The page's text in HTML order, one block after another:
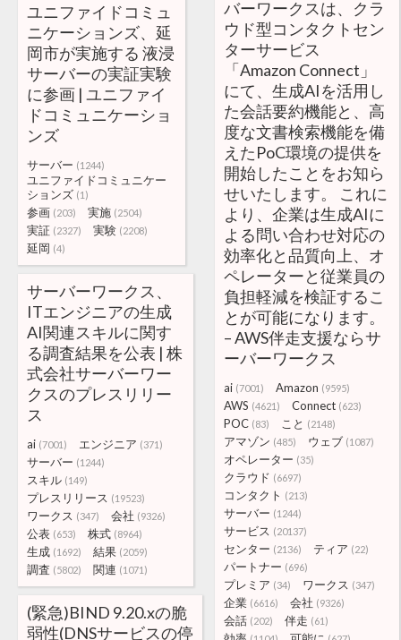
バーワークスは、クラ
ウド型コンタクトセン
ターサービス
「Amazon Connect」
にて、生成AIを活用し
た会話要約機能と、高
度な文書検索機能を備
えたPoC環境の提供を
開始したことをお知ら
せいたします。 これに
より、企業は生成AIに
よる問い合わせ対応の
効率化と品質向上、オ
ペレーターと従業員の
負担軽減を検証するこ
とが可能になります。
– AWS伴走支援ならサ
ーバーワークス
ai (7001) Amazon (9595)
AWS (4621) Connect (623)
POC (83) こと (2148)
アマゾン (485) ウェブ (1087)
オペレーター (35)
クラウド (6697)
コンタクト (213)
サーバー (1244)
サービス (20137)
センター (2136) ティア (22)
パートナー (696)
プレミア (34) ワークス (347)
企業 (6616) 会社 (9326)
会話 (202) 伴走 (61)
ユニファイドコミュ
ニケーションズ、延
岡市が実施する 液浸
サーバーの実証実験
に参画 | ユニファイ
ドコミュニケーショ
ンズ
サーバー (1244)
ユニファイドコミュニケー
ションズ (1)
参画 (203) 実施 (2504)
実証 (2327) 実験 (2208)
延岡 (4)
サーバーワークス、
ITエンジニアの生成
AI関連スキルに関す
る調査結果を公表 | 株
式会社サーバーワー
クスのプレスリリー
ス
ai (7001) エンジニア (371)
サーバー (1244)
スキル (149)
プレスリリース (19523)
ワークス (347) 会社 (9326)
公表 (653) 株式 (8964)
生成 (1692) 結果 (2059)
調査 (5802) 関連 (1071)
(緊急)BIND 9.20.xの脆
弱性(DNSサービスの停